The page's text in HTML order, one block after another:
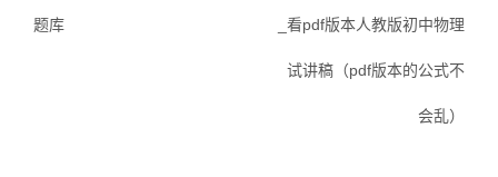
题库 _看pdf版本人教版初中物理
试讲稿（pdf版本的公式不
会乱）